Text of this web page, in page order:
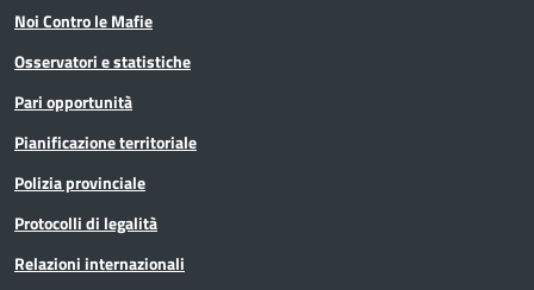
Noi Contro le Mafie
Osservatori e statistiche
Pari opportunità
Pianificazione territoriale
Polizia provinciale
Protocolli di legalità
Relazioni internazionali